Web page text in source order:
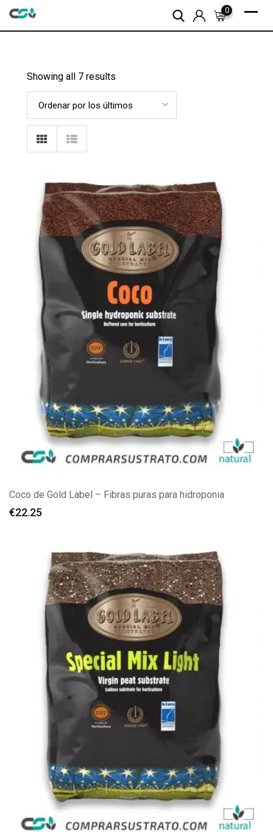
Skip
0
Showing all 7 results
Coco de Gold Label – Fibras puras para hidroponia
€22.25